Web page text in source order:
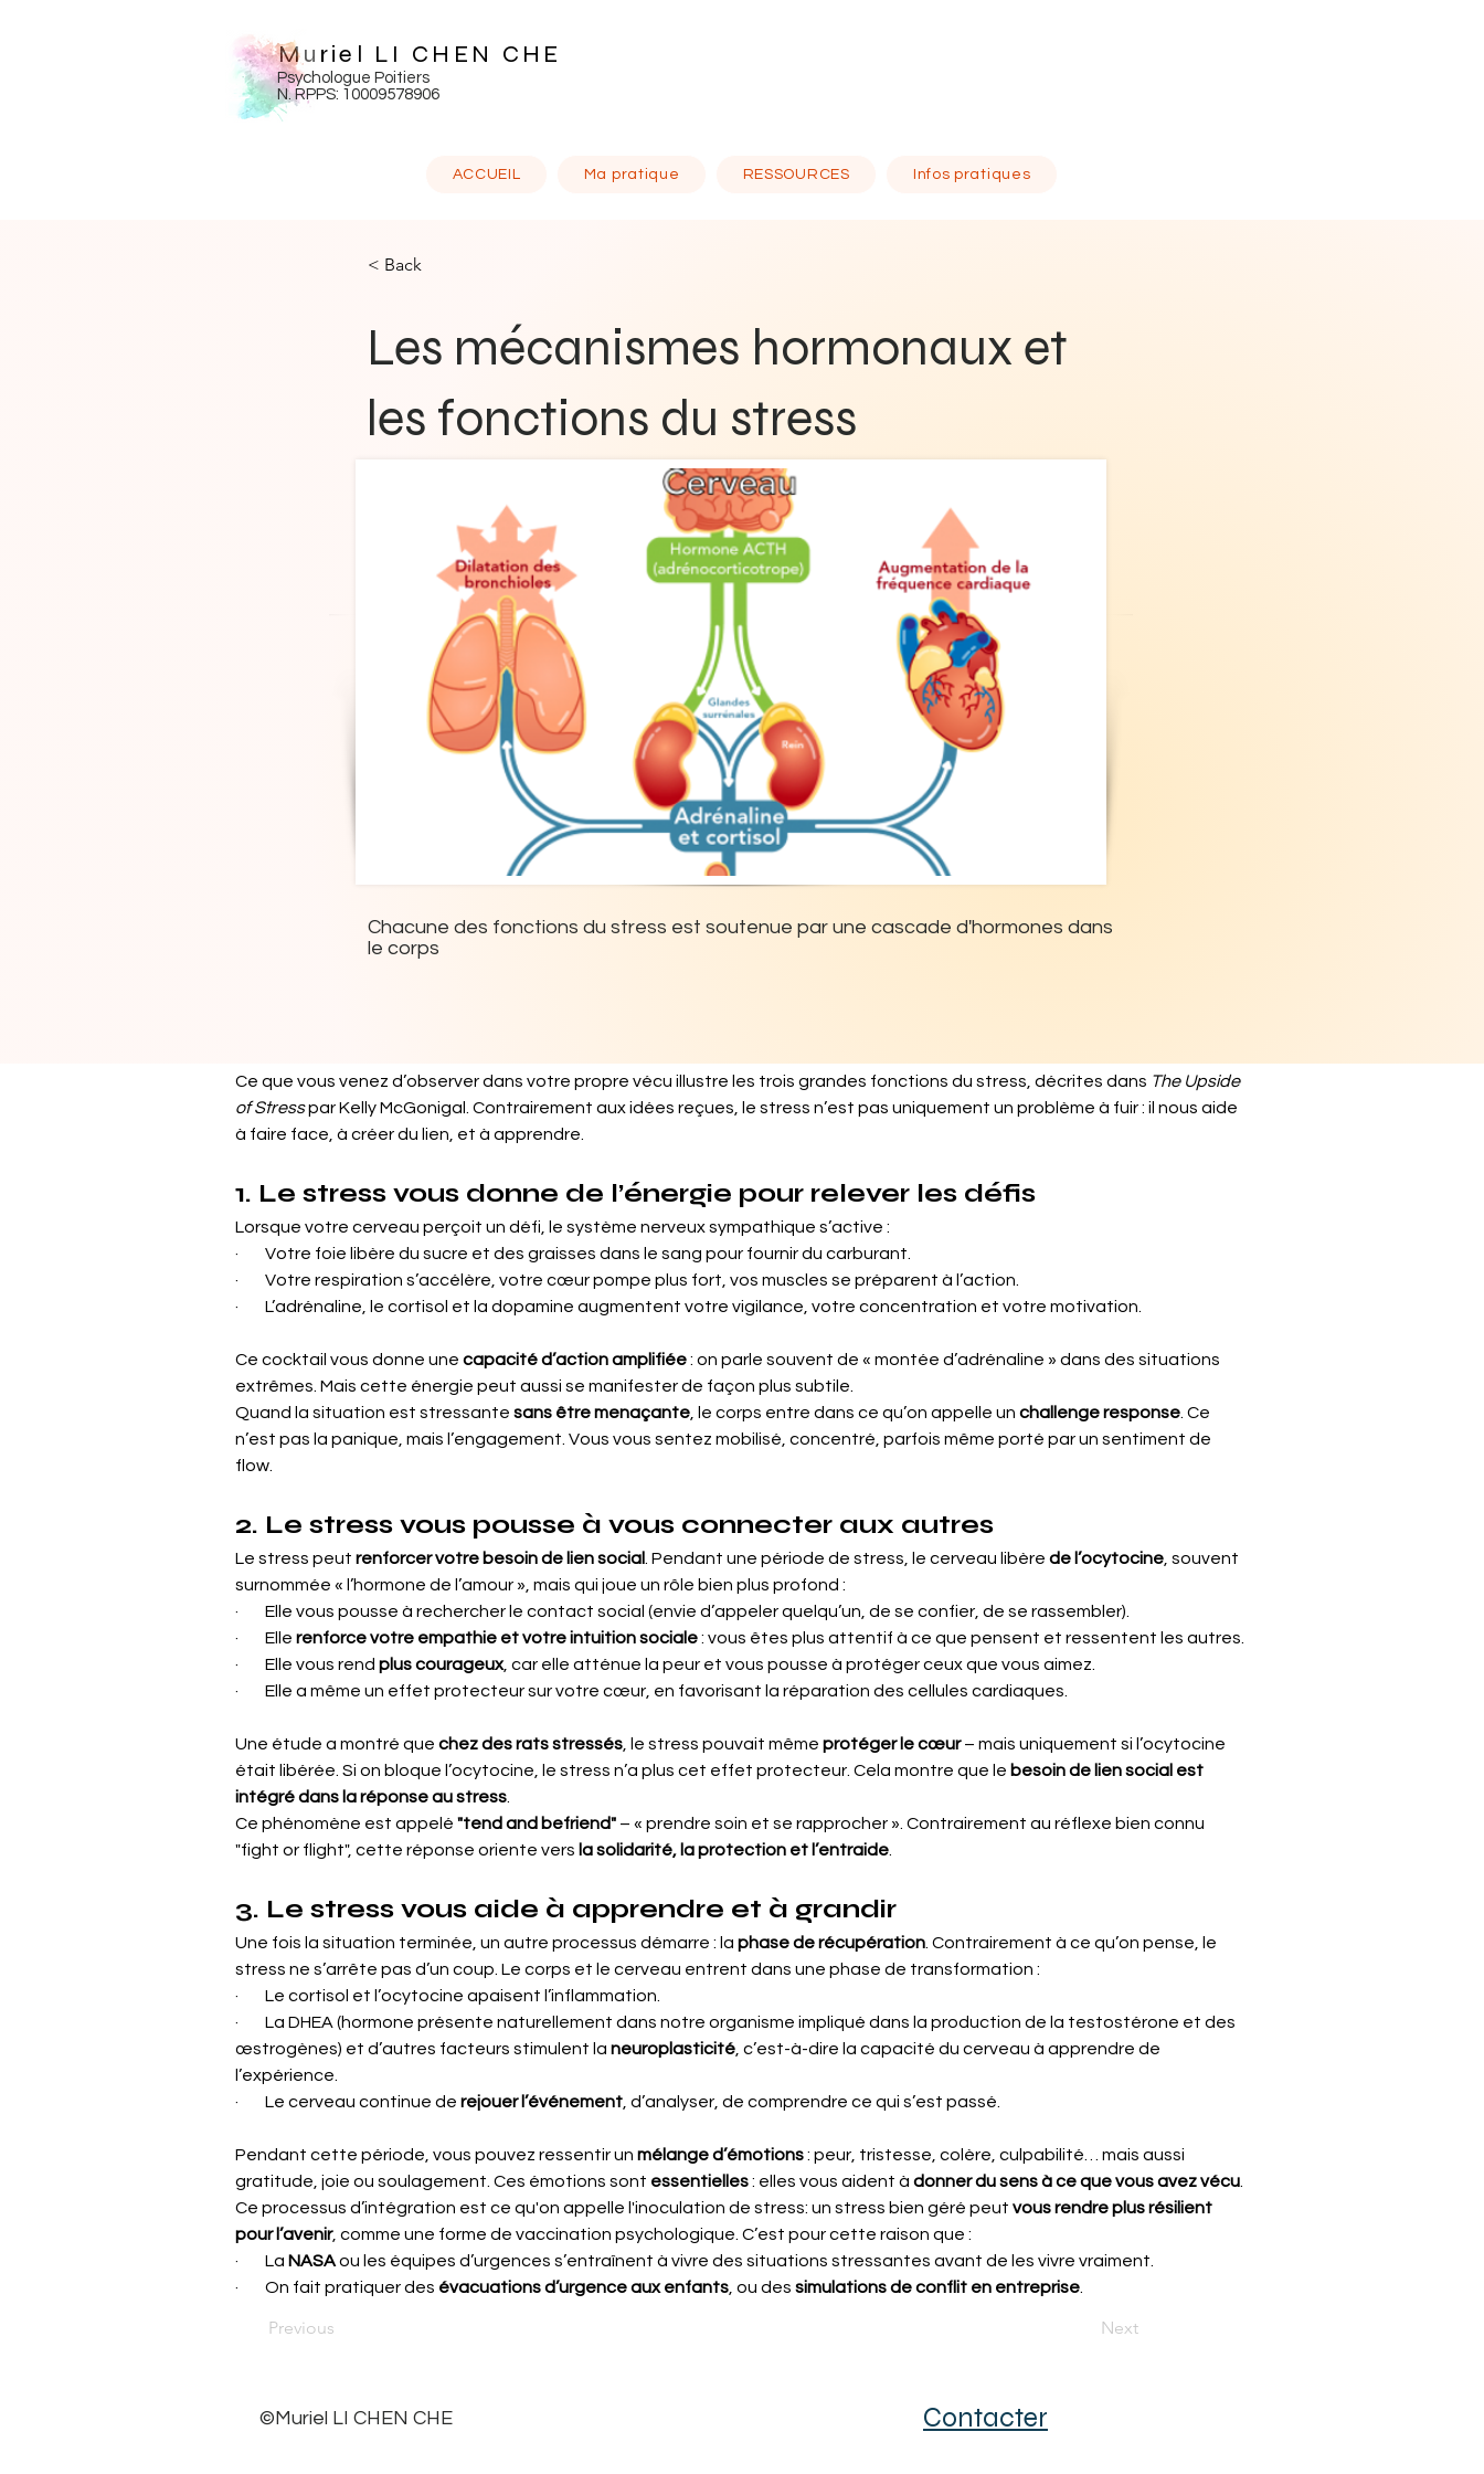
Muriel LI CHEN CHE
Psychologue Poitiers
N. RPPS: 10009578906
ACCUEIL Ma pratique RESSOURCES Infos pratiques
< Back
Les mécanismes hormonaux et
les fonctions du stress
Chacune des fonctions du stress est soutenue par une cascade d'hormones dans
le corps
Ce que vous venez d’observer dans votre propre vécu illustre les trois grandes fonctions du stress, décrites dans The Upside
of Stress par Kelly McGonigal. Contrairement aux idées reçues, le stress n’est pas uniquement un problème à fuir : il nous aide
à faire face, à créer du lien, et à apprendre.
1. Le stress vous donne de l’énergie pour relever les défis
Lorsque votre cerveau perçoit un défi, le système nerveux sympathique s’active :
·        Votre foie libère du sucre et des graisses dans le sang pour fournir du carburant.
·        Votre respiration s’accélère, votre cœur pompe plus fort, vos muscles se préparent à l’action.
·        L’adrénaline, le cortisol et la dopamine augmentent votre vigilance, votre concentration et votre motivation.
Ce cocktail vous donne une capacité d’action amplifiée : on parle souvent de « montée d’adrénaline » dans des situations
extrêmes. Mais cette énergie peut aussi se manifester de façon plus subtile.
Quand la situation est stressante sans être menaçante , le corps entre dans ce qu’on appelle un challenge response . Ce
n’est pas la panique, mais l’engagement. Vous vous sentez mobilisé, concentré, parfois même porté par un sentiment de
flow.
2. Le stress vous pousse à vous connecter aux autres
Le stress peut renforcer votre besoin de lien social . Pendant une période de stress, le cerveau libère de l’ocytocine , souvent
surnommée « l’hormone de l’amour », mais qui joue un rôle bien plus profond :
·        Elle vous pousse à rechercher le contact social (envie d’appeler quelqu’un, de se confier, de se rassembler).
·        Elle renforce votre empathie et votre intuition sociale : vous êtes plus attentif à ce que pensent et ressentent les autres.
·        Elle vous rend plus courageux, car elle atténue la peur et vous pousse à protéger ceux que vous aimez.
·        Elle a même un effet protecteur sur votre cœur, en favorisant la réparation des cellules cardiaques.
Une étude a montré que chez des rats stressés , le stress pouvait même protéger le cœur – mais uniquement si l’ocytocine
était libérée. Si on bloque l’ocytocine, le stress n’a plus cet effet protecteur. Cela montre que le besoin de lien social est
intégré dans la réponse au stress
Ce phénomène est appelé "tend and befriend" – « prendre soin et se rapprocher ». Contrairement au réflexe bien connu
"fight or flight", cette réponse oriente vers la solidarité, la protection et l’entraide
3. Le stress vous aide à apprendre et à grandir
Une fois la situation terminée, un autre processus démarre : la phase de récupération . Contrairement à ce qu’on pense, le
stress ne s’arrête pas d’un coup. Le corps et le cerveau entrent dans une phase de transformation :
·        Le cortisol et l’ocytocine apaisent l’inflammation.
·        La DHEA (hormone présente naturellement dans notre organisme impliqué dans la production de la testostérone et des
œstrogènes) et d’autres facteurs stimulent la neuroplasticité , c’est-à-dire la capacité du cerveau à apprendre de
l’expérience.
·        Le cerveau continue de rejouer l’événement , d’analyser, de comprendre ce qui s’est passé.
Pendant cette période, vous pouvez ressentir un mélange d’émotions : peur, tristesse, colère, culpabilité… mais aussi
gratitude, joie ou soulagement. Ces émotions sont essentielles : elles vous aident à donner du sens à ce que vous avez vécu
Ce processus d’intégration est ce qu'on appelle l'inoculation de stress: un stress bien géré peut vous rendre plus résilient
pour l’avenir, comme une forme de vaccination psychologique. C’est pour cette raison que :
·        La NASA ou les équipes d’urgences s’entraînent à vivre des situations stressantes avant de les vivre vraiment.
·        On fait pratiquer des évacuations d’urgence aux enfants , ou des simulations de conflit en entreprise
Previous Next
©Muriel LI CHEN CHE Contacter